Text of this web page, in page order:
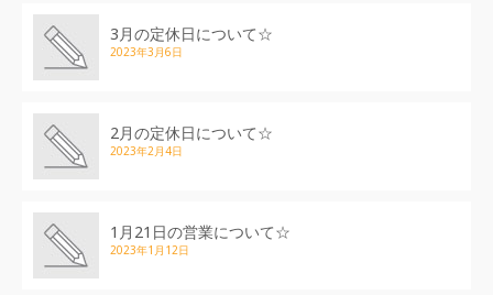
3月の定休日について☆
2023年3月6日
2月の定休日について☆
2023年2月4日
1月21日の営業について☆
2023年1月12日